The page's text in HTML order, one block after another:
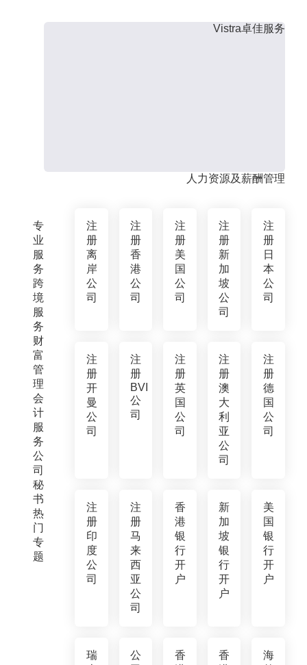
专
业
服
务
跨
境
服
务
财
富
管
理
会
计
服
务
公
司
秘
书
热
门
专
题
Vistra卓佳服务
人力资源及薪酬管理
注
册
离
岸
公
司
注
册
香
港
公
司
注
册
美
国
公
司
注
册
新
加
坡
公
司
注
册
日
本
公
司
注
册
开
曼
公
司
注
册
BVI
公
司
注
册
英
国
公
司
注
册
澳
大
利
亚
公
司
注
册
德
国
公
司
注
册
印
度
公
司
注
册
马
来
西
亚
公
司
香
港
银
行
开
户
新
加
坡
银
行
开
户
美
国
银
行
开
户
瑞
公
香
香
海